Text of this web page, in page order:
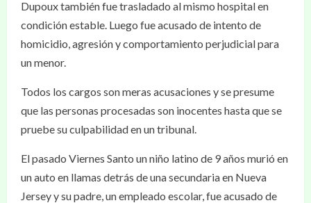
Dupoux también fue trasladado al mismo hospital en
condición estable. Luego fue acusado de intento de
homicidio, agresión y comportamiento perjudicial para
un menor.
Todos los cargos son meras acusaciones y se presume
que las personas procesadas son inocentes hasta que se
pruebe su culpabilidad en un tribunal.
El pasado Viernes Santo un niño latino de 9 años murió en
un auto en llamas detrás de una secundaria en Nueva
Jersey y su padre, un empleado escolar, fue acusado de